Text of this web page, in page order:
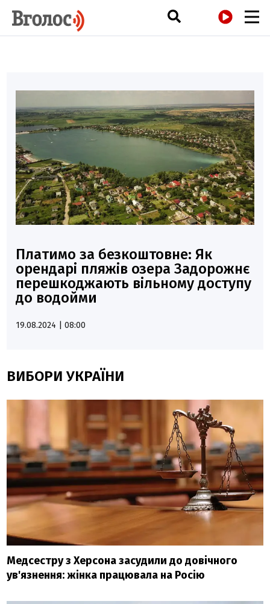
Платимо за безкоштовне: Як
орендарі пляжів озера Задорожнє
перешкоджають вільному доступу
до водойми
19.08.2024 | 08:00
ВИБОРИ УКРАЇНИ
Медсестру з Херсона засудили до довічного
ув'язнення: жінка працювала на Росію